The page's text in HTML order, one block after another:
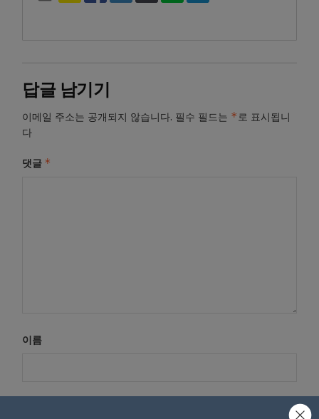
답글 남기기
이메일 주소는 공개되지 않습니다. 필수 필드는 *로 표시됩니
다
댓글 *
이름